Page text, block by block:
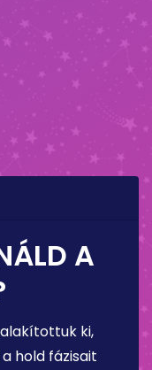
A
ki,
hold fázisait